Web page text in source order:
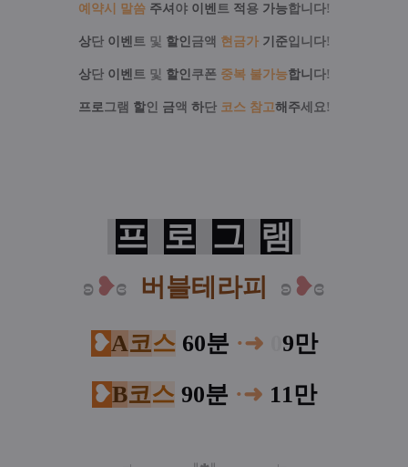
예약시 말씀 주셔 야 이벤 트 적 용 가능합니다!
상단 이벤 트 및 할인 금액 현금가 기준입니다!
상단 이벤 트 및 할인 쿠폰 중복 불가능합니 다!
프로 그램 할인 금액 하단 코스 참고해주세요 !
프 로 그 램
ʚ ❥ɞ 버블테라피 ʚ ❥ɞ
❥A코스 60분 ·➜
9만
❥B코스 90분 ·➜ 11만